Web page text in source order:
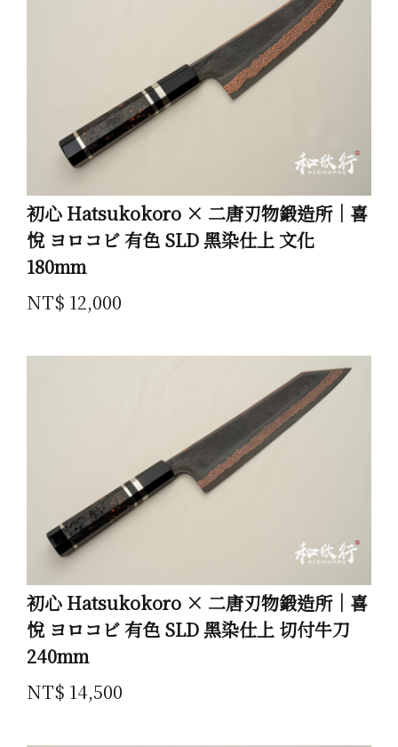
初心 Hatsukokoro × 二唐刃物鍛造所｜喜
悅 ヨロコビ 有色 SLD 黑染仕上 文化
180mm
NT$ 12,000
初心 Hatsukokoro × 二唐刃物鍛造所｜喜
悅 ヨロコビ 有色 SLD 黑染仕上 切付牛刀
240mm
NT$ 14,500